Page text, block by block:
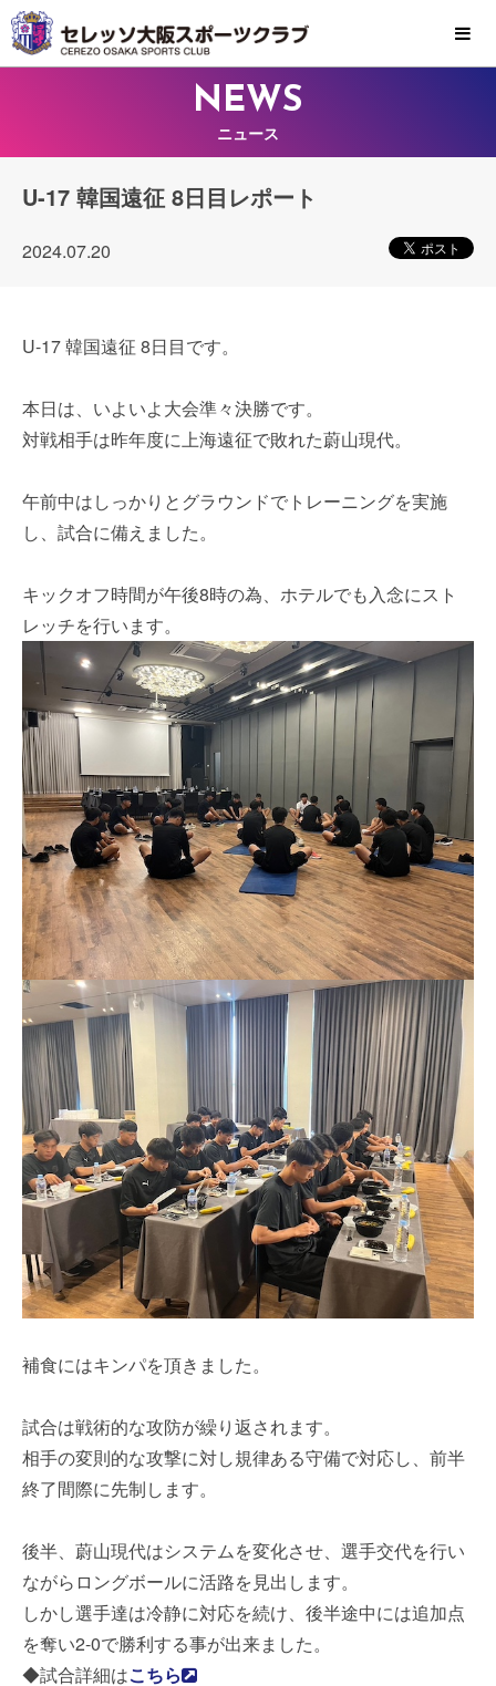
MENU
NEWS
ニュース
U-17 韓国遠征 8日目レポート
2024.07.20
U-17 韓国遠征 8日目です。
本日は、いよいよ大会準々決勝です。
対戦相手は昨年度に上海遠征で敗れた蔚山現代。
午前中はしっかりとグラウンドでトレーニングを実施
し、試合に備えました。
キックオフ時間が午後8時の為、ホテルでも入念にスト
レッチを行います。
補食にはキンパを頂きました。
試合は戦術的な攻防が繰り返されます。
相手の変則的な攻撃に対し規律ある守備で対応し、前半
終了間際に先制します。
後半、蔚山現代はシステムを変化させ、選手交代を行い
ながらロングボールに活路を見出します。
しかし選手達は冷静に対応を続け、後半途中には追加点
を奪い2-0で勝利する事が出来ました。
◆試合詳細はこちら